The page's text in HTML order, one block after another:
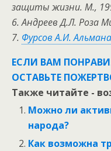
защиты жизни. М.,
6. Андреев Д.Л. Роза
7. Фурсов А.И.
ЕСЛИ ВАМ
ОСТАВЬТЕ
Также читайте -
Можно ли
народа?
Как возможна